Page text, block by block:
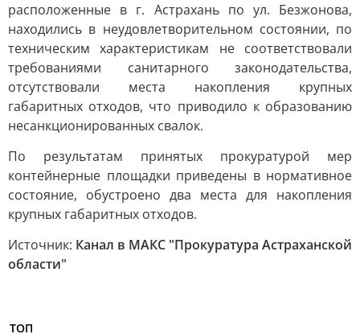
расположенные в г. Астрахань по ул. Безжонова,
находились в неудовлетворительном состоянии, по
техническим характеристикам не соответствовали
требованиями санитарного законодательства,
отсутствовали места накопления крупных
габаритных отходов, что приводило к образованию
несанкционированных свалок.
По результатам принятых прокуратурой мер
контейнерные площадки приведены в нормативное
состояние, обустроено два места для накопления
крупных габаритных отходов.
Источник: Канал в МАКС "Прокуратура Астраханской
области"
ТОП